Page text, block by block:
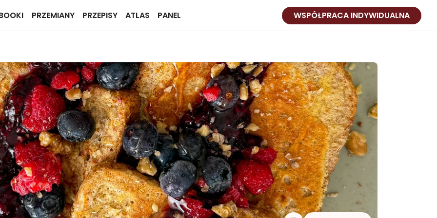
PRZEMIANY PRZEPISY ATLAS PANEL WSPÓŁPRACA INDYWIDUALNA